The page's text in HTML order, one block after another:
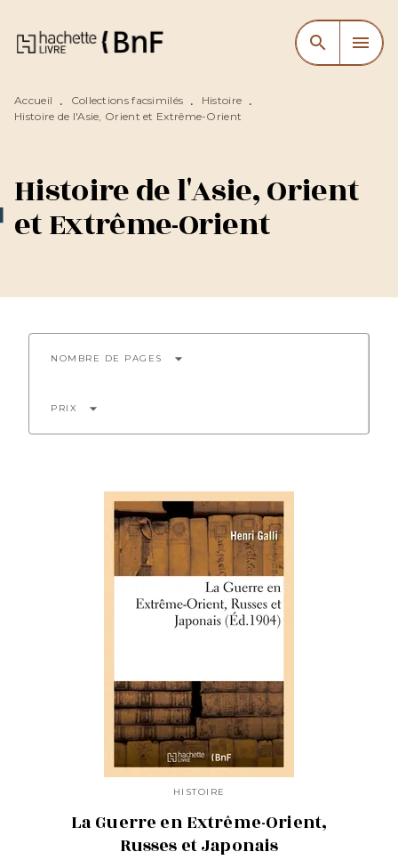
MENU RECHERCHE
CONTENU
search menu
Accueil • Collections facsimilés • Histoire •
Histoire de l'Asie, Orient et Extrême-Orient
Histoire de l'Asie, Orient
et Extrême-Orient
NOMBRE DE PAGES arrow_drop_down
PRIX arrow_drop_down
HISTOIRE
La Guerre en Extrême-Orient,
Russes et Japonais